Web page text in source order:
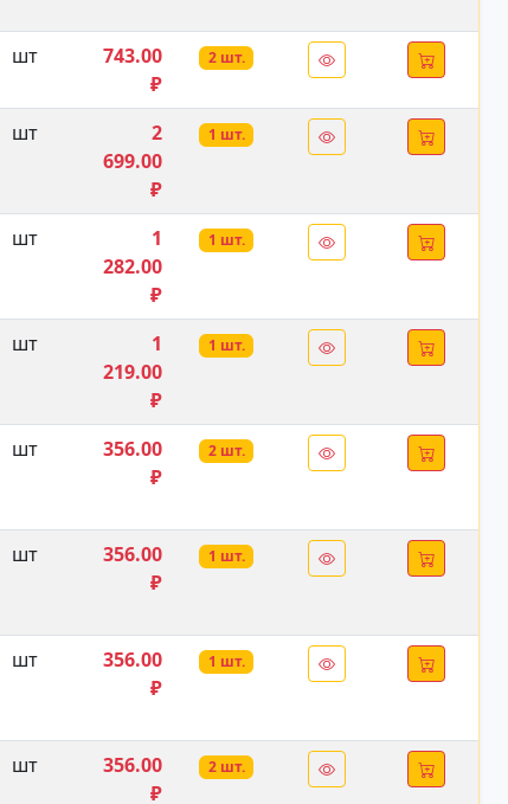
шт
743.00
₽
2 шт.
шт
2
699.00
₽
1 шт.
шт
1
282.00
₽
1 шт.
шт
1
219.00
₽
1 шт.
шт
356.00
₽
2 шт.
шт
356.00
₽
1 шт.
шт
356.00
₽
1 шт.
шт
356.00
₽
2 шт.